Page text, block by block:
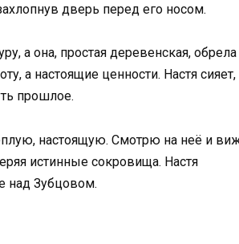
дверь перед его носом.
а она, простая деревенская, обрела
а настоящие ценности. Настя сияет,
прошлое.
настоящую. Смотрю на неё и
истинные сокровища. Настя
над Зубцовом.